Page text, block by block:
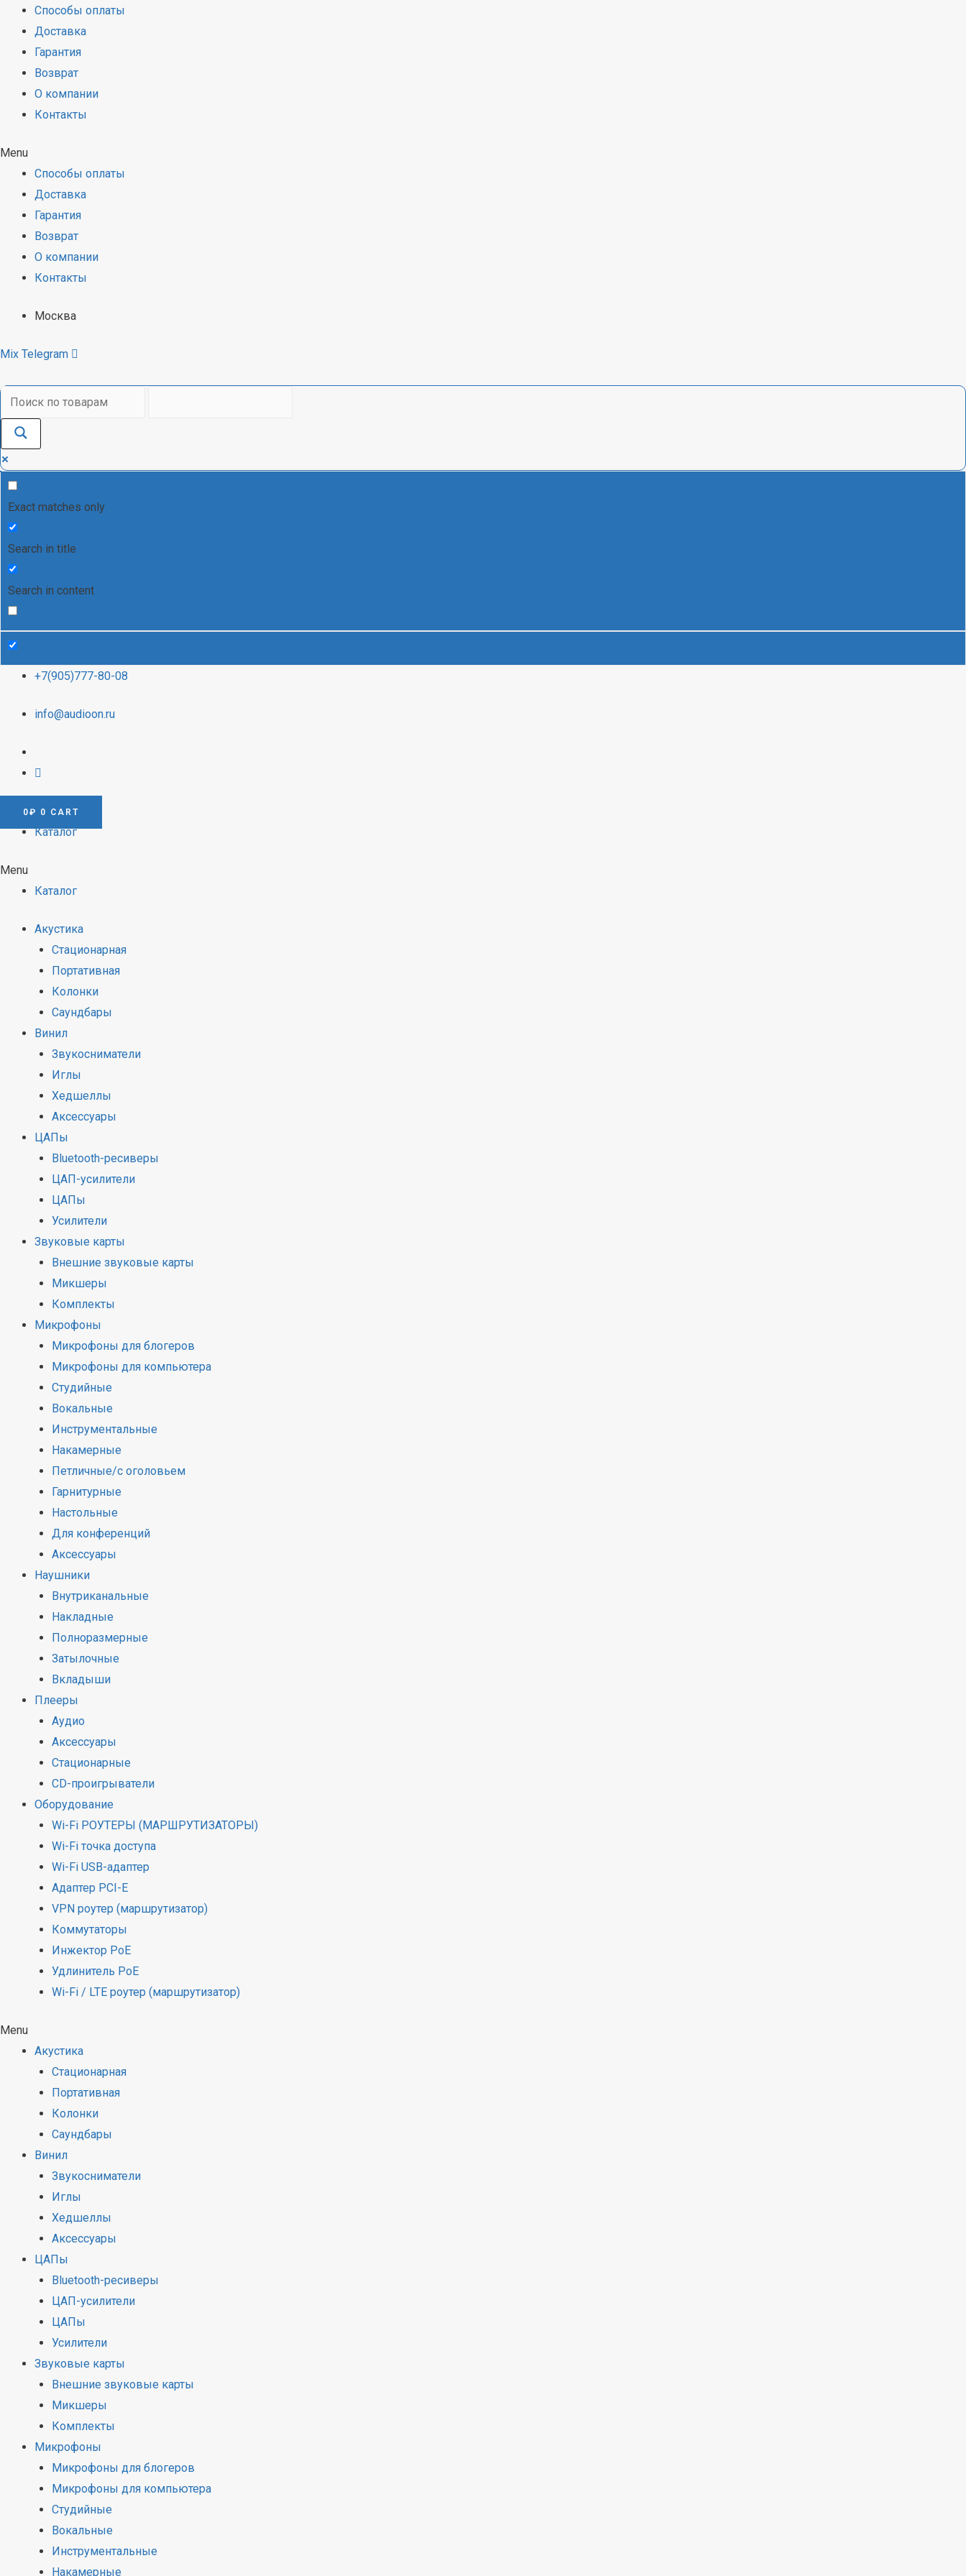
Способы оплаты
Доставка
Гарантия
Возврат
О компании
Контакты
Menu
Способы оплаты
Доставка
Гарантия
Возврат
О компании
Контакты
Москва
Mix Telegram
Exact matches only
Search in title
Search in content
+7(905)777-80-08
info@audioon.ru
0₽ 0 CART
Каталог
Menu
Каталог
Акустика
Стационарная
Портативная
Колонки
Саундбары
Винил
Звукосниматели
Иглы
Хедшеллы
Аксессуары
ЦАПы
Bluetooth-ресиверы
ЦАП-усилители
ЦАПы
Усилители
Звуковые карты
Внешние звуковые карты
Микшеры
Комплекты
Микрофоны
Микрофоны для блогеров
Микрофоны для компьютера
Студийные
Вокальные
Инструментальные
Накамерные
Петличные/с оголовьем
Гарнитурные
Настольные
Для конференций
Аксессуары
Наушники
Внутриканальные
Накладные
Полноразмерные
Затылочные
Вкладыши
Плееры
Аудио
Аксессуары
Стационарные
CD-проигрыватели
Оборудование
Wi-Fi РОУТЕРЫ (МАРШРУТИЗАТОРЫ)
Wi-Fi точка доступа
Wi-Fi USB-адаптер
Адаптер PCI-E
VPN роутер (маршрутизатор)
Коммутаторы
Инжектор PoE
Удлинитель PoE
Wi-Fi / LTE роутер (маршрутизатор)
Menu
Акустика
Стационарная
Портативная
Колонки
Саундбары
Винил
Звукосниматели
Иглы
Хедшеллы
Аксессуары
ЦАПы
Bluetooth-ресиверы
ЦАП-усилители
ЦАПы
Усилители
Звуковые карты
Внешние звуковые карты
Микшеры
Комплекты
Микрофоны
Микрофоны для блогеров
Микрофоны для компьютера
Студийные
Вокальные
Инструментальные
Накамерные